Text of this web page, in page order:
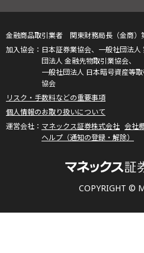
COPYRIGHT ©
金融商品取引業者 関東財務局長（金商）
日本証券業協会、一般社団法
団法人 金融先物取引業協会、
一般社団法人 日本暗号資産等
協会
リスク・手数料などの重要事項
個人情報のお取り扱いについて
マネックス証券株式会社 会社
ヘルプ（通知の登録・解除）